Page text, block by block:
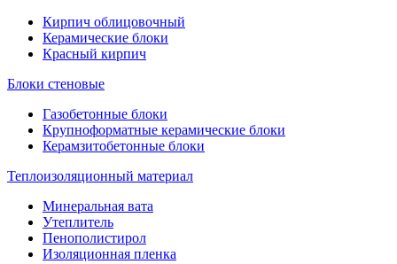
Кирпич облицовочный
Керамические блоки
Красный кирпич
Блоки стеновые
Газобетонные блоки
Крупноформатные керамические блоки
Керамзитобетонные блоки
Теплоизоляционный материал
Минеральная вата
Утеплитель
Пенополистирол
Изоляционная пленка